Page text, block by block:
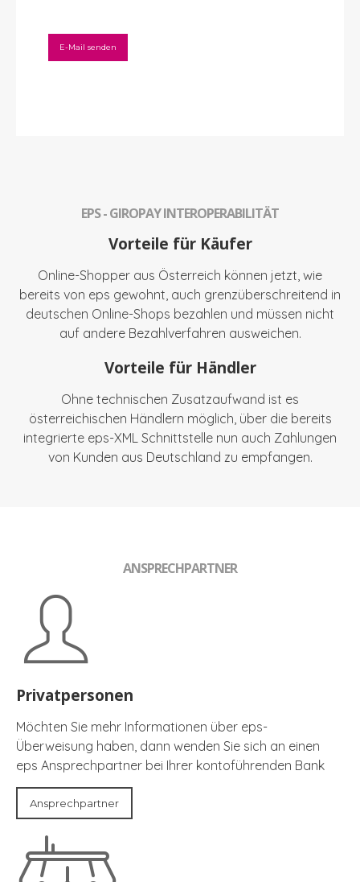
E-Mail senden
EPS - GIROPAY INTEROPERABILITÄT
Vorteile für Käufer
Online-Shopper aus Österreich können jetzt, wie
bereits von eps gewohnt, auch grenzüberschreitend in
deutschen Online-Shops bezahlen und müssen nicht
auf andere Bezahlverfahren ausweichen.
Vorteile für Händler
Ohne technischen Zusatzaufwand ist es
österreichischen Händlern möglich, über die bereits
integrierte eps-XML Schnittstelle nun auch Zahlungen
von Kunden aus Deutschland zu empfangen.
ANSPRECHPARTNER
Privatpersonen
Möchten Sie mehr Informationen über eps-
Überweisung haben, dann wenden Sie sich an einen
eps Ansprechpartner bei Ihrer kontoführenden Bank
Ansprechpartner